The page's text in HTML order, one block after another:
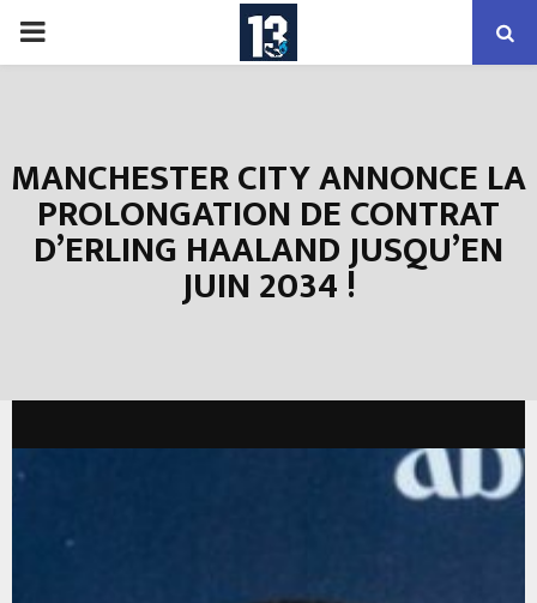
PRIMARY
MANCHESTER CITY ANNONCE LA
PROLONGATION DE CONTRAT
D’ERLING HAALAND JUSQU’EN
JUIN 2034 !